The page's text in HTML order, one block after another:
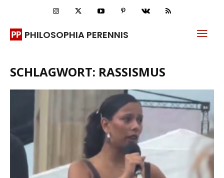
PHILOSOPHIA PERENNIS
SCHLAGWORT: RASSISMUS